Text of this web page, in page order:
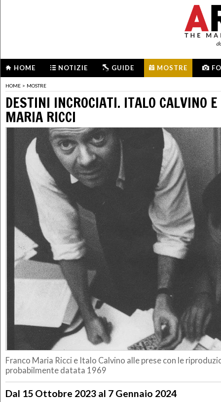
HOME NOTIZIE GUIDE MOSTRE
HOME > MOSTRE
DESTINI INCROCIATI. ITALO CALVINO E
MARIA RICCI
Franco Maria Ricci e Italo Calvino alle prese con le
probabilmente datata 1969
Dal 15 Ottobre 2023 al 7 Gennaio 2024